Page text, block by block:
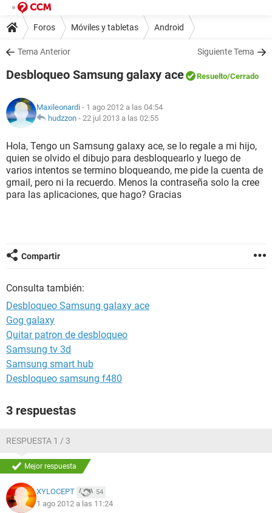
Foros Móviles y tabletas Android
Tema Anterior Siguiente Tema
Desbloqueo Samsung galaxy ace Resuelto/Cerrado
Maxileonardi - 1 ago 2012 a las 04:54
hudzzon - 22 jul 2013 a las 02:55
Hola, Tengo un Samsung galaxy ace, se lo regale a mi hijo,
quien se olvido el dibujo para desbloquearlo y luego de
varios intentos se termino bloqueando, me pide la cuenta de
gmail, pero ni la recuerdo. Menos la contraseña solo la cree
para las aplicaciones, que hago? Gracias
Compartir
Consulta también:
Desbloqueo Samsung galaxy ace
Gog galaxy
Quitar patron de desbloqueo
Samsung tv 3d
Samsung smart hub
Desbloqueo samsung f480
3 respuestas
RESPUESTA 1 / 3
Mejor respuesta
XYLOCEPT 54
1 ago 2012 a las 11:24